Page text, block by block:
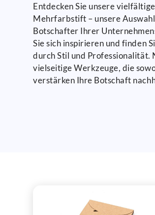
Entdecken Sie unsere
Mehrfarbstift – unsere
Botschafter Ihrer
Sie sich inspirieren und finden
durch Stil und Professionalität.
vielseitige Werkzeuge, die
verstärken Ihre Botschaft